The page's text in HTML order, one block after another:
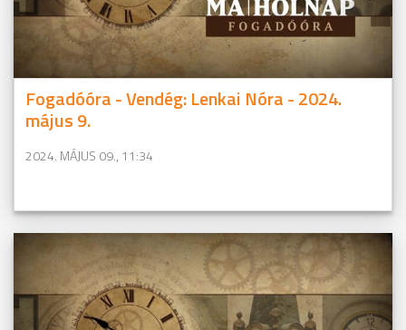
Fogadóóra - Vendég: Lenkai Nóra - 2024.
május 9.
2024. MÁJUS 09., 11:34